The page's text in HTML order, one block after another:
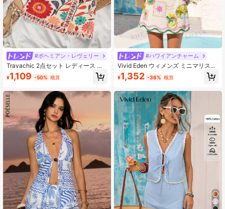
#ボヘミアン・レヴェリー
Travachic 2点セット レディース 無
地キャミソールトップ＆オレンジ花
柄ミニスカート、夏ファッション、
ィックプリント、カジュアル夏休み
アウトフィット、ボヘミアンビーチ
バケーション、ボホシック、ホリデ
ーフェスティバルアウトフィット、
ビーチアウトフィット、夏のレディ
ースアウトフィット、コンサートア
ウトフィット、トロピカルバケーシ
ョンレディース衣類、ホリデーアウ
トフィット、ボヘミアンファッショ
¥1,109 -50% 概算
#ハワイアンチャーム
Vivid Eden ウィメンズ ミニマリスト
プリントタイアップノースリーブト
ップ&ミニスカート 2点セット
¥1,352 -36% 概算